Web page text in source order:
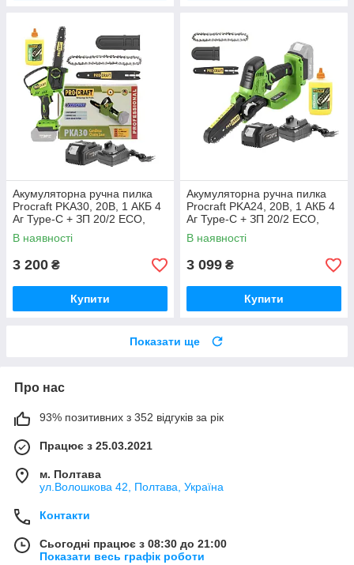
Акумуляторна ручна пилка
Procraft PKA30, 20В, 1 АКБ 4
Аг Type-C + ЗП 20/2 ECO,
шина 185 мм Німеччина
В наявності
3 200 ₴
Купити
Акумуляторна ручна пилка
Procraft PKA24, 20В, 1 АКБ 4
Аг Type-C + ЗП 20/2 ECO,
шина 100 мм Германия
В наявності
3 099 ₴
Купити
Показати ще
Про нас
93% позитивних з 352 відгуків за рік
Працює з 25.03.2021
м. Полтава
ул.Волошкова 42, Полтава, Україна
Контакти
Сьогодні працює з 08:30 до 21:00
Показати весь графік роботи